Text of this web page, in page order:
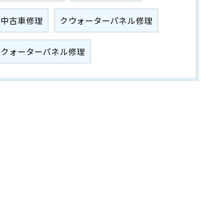
中古車修理 クウォーターパネル修理
クォーターパネル修理